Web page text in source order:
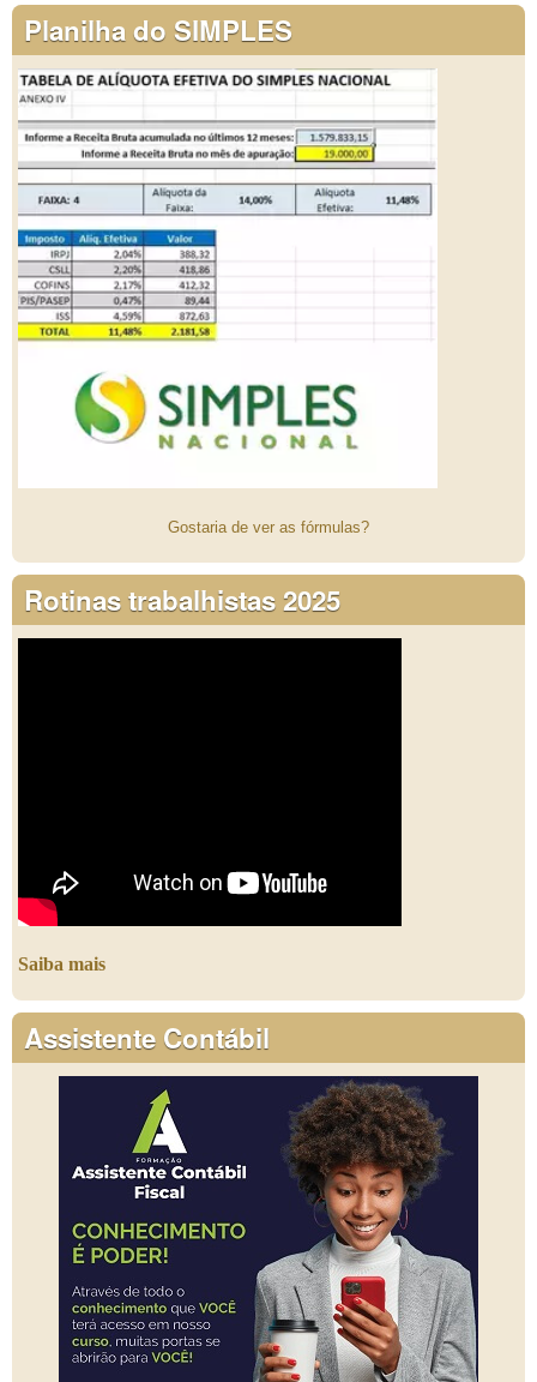
Planilha do SIMPLES
Gostaria de ver as fórmulas?
Rotinas trabalhistas 2025
Saiba mais
Assistente Contábil